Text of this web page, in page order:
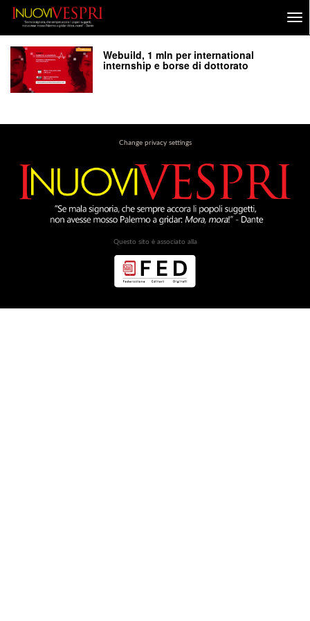
Webuild, 1 mln per international
internship e borse di dottorato
Change privacy settings
Questo sito è associato alla